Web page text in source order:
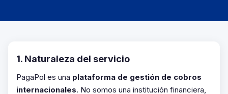
1. Naturaleza del servicio
PagaPol es una plataforma de gestión de cobros
internacionales. No somos una institución financiera,